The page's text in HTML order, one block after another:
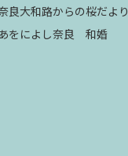
良大和路からの桜だより
あをによし奈良 和婚